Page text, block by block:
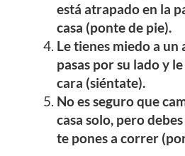
está atrapado en la
casa (ponte de pie).
Le tienes miedo a un
pasas por su lado y
cara (siéntate).
No es seguro que
casa solo, pero
te pones a correr